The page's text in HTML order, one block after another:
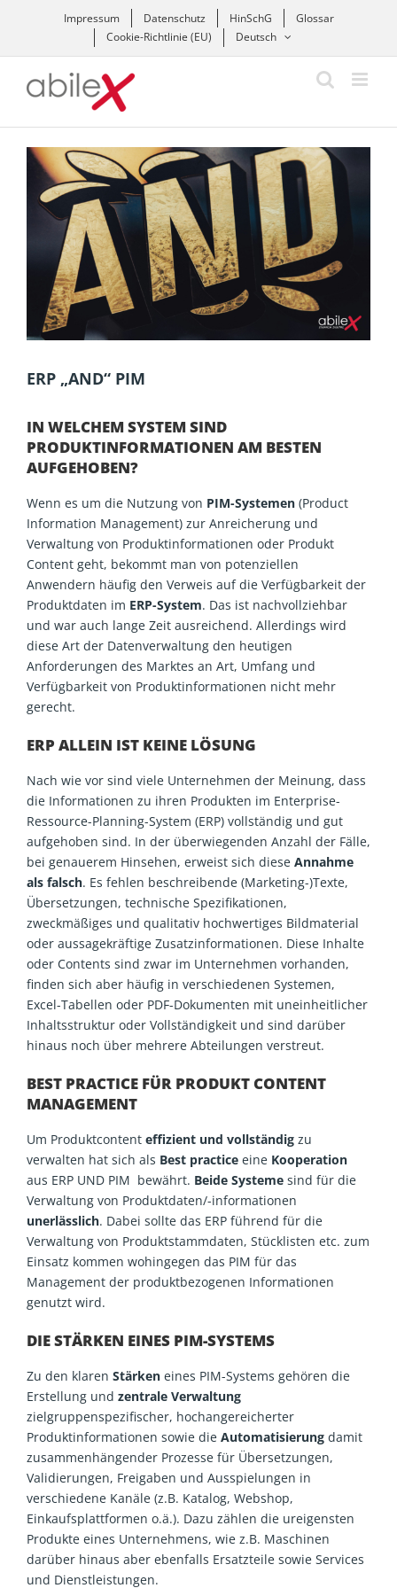
Impressum Datenschutz HinSchG
Glossar
Cookie-Richtlinie (EU)
Deutsch
Zeige
grösseres
Bild
ERP „AND“ PIM
IN WELCHEM SYSTEM SIND
PRODUKTINFORMATIONEN AM BESTEN
AUFGEHOBEN?
Wenn es um die Nutzung von PIM-Systemen(Product
Information Management) zur Anreicherung und
Verwaltung von Produktinformationen oder Produkt
Content geht, bekommt man von potenziellen
Anwendern häufig den Verweis auf die Verfügbarkeit der
Produktdaten im ERP-System. Das ist nachvollziehbar
und war auch lange Zeit ausreichend. Allerdings wird
diese Art der Datenverwaltung den heutigen
Anforderungen des Marktes an Art, Umfang und
Verfügbarkeit von Produktinformationen nicht mehr
gerecht.
ERP ALLEIN IST KEINE LÖSUNG
Nach wie vor sind viele Unternehmen der Meinung, dass
die Informationen zu ihren Produkten im Enterprise-
Ressource-Planning-System (ERP) vollständig und gut
aufgehoben sind. In der überwiegenden Anzahl der Fälle,
bei genauerem Hinsehen, erweist sich diese Annahme
als falsch. Es fehlen beschreibende (Marketing-)Texte,
Übersetzungen, technische Spezifikationen,
zweckmäßiges und qualitativ hochwertiges Bildmaterial
oder aussagekräftige Zusatzinformationen. Diese Inhalte
oder Contents sind zwar im Unternehmen vorhanden,
finden sich aber häufig in verschiedenen Systemen,
Excel-Tabellen oder PDF-Dokumenten mit uneinheitlicher
Inhaltsstruktur oder Vollständigkeit und sind darüber
hinaus noch über mehrere Abteilungen verstreut.
BEST PRACTICE FÜR PRODUKT CONTENT
MANAGEMENT
Um Produktcontent effizient und vollständigzu
verwalten hat sich als Best practiceeine Kooperation
aus ERP UND PIM bewährt. Beide Systemesind für die
Verwaltung von Produktdaten/-informationen
unerlässlich. Dabei sollte das ERP führend für die
Verwaltung von Produktstammdaten, Stücklisten etc. zum
Einsatz kommen wohingegen das PIM für das
Management der produktbezogenen Informationen
genutzt wird.
DIE STÄRKEN EINES PIM-SYSTEMS
Zu den klaren Stärkeneines PIM-Systems gehören die
Erstellung und zentrale Verwaltung
zielgruppenspezifischer, hochangereicherter
Produktinformationen sowie die Automatisierungdamit
zusammenhängender Prozesse für Übersetzungen,
Validierungen, Freigaben und Ausspielungen in
verschiedene Kanäle (z.B. Katalog, Webshop,
Einkaufsplattformen o.ä.). Dazu zählen die ureigensten
Produkte eines Unternehmens, wie z.B. Maschinen
darüber hinaus aber ebenfalls Ersatzteile sowie Services
und Dienstleistungen.